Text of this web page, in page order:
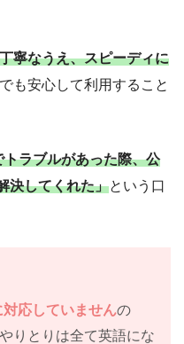
丁寧なうえ、スピーディに
も安心して利用すること
ラブルがあった際、公
決してくれた」という口
対応していませんの
りとりは全て英語にな